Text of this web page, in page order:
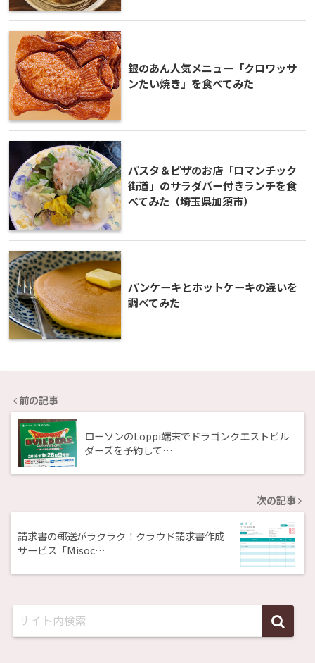
銀のあん人気メニュー「クロワッサ
ンたい焼き」を食べてみた
パスタ＆ピザのお店「ロマンチック
街道」のサラダバー付きランチを食
べてみた（埼玉県加須市）
パンケーキとホットケーキの違いを
調べてみた
前の記事
ローソンのLoppi端末でドラゴンクエストビル
ダーズを予約して…
次の記事
請求書の郵送がラクラク！クラウド請求書作成
サービス「Misoc…